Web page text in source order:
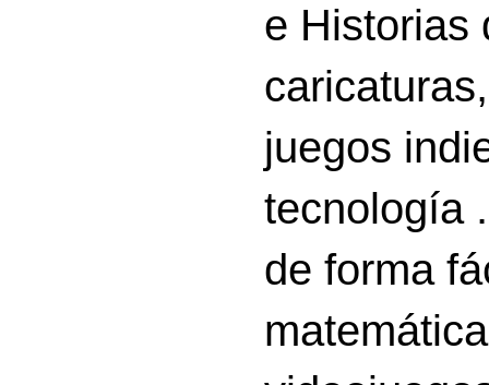
e Historias
juegos
tecnología
de forma